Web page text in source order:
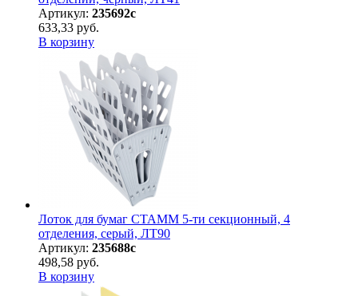
Артикул: 235692с
633,33 руб.
В корзину
Лоток для бумаг СТАММ 5-ти секционный, 4
отделения, серый, ЛТ90
Артикул: 235688с
498,58 руб.
В корзину